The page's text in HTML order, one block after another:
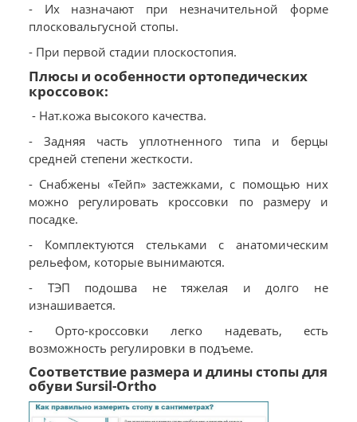
- Их назначают при незначительной форме
плосковальгусной стопы.
- При первой стадии плоскостопия.
Плюсы и особенности ортопедических
кроссовок:
- Нат.кожа высокого качества.
- Задняя часть уплотненного типа и берцы
средней степени жесткости.
- Снабжены «Тейп» застежками, с помощью них
можно регулировать кроссовки по размеру и
посадке.
- Комплектуются стельками с анатомическим
рельефом, которые вынимаются.
- ТЭП подошва не тяжелая и долго не
изнашивается.
- Орто-кроссовки легко надевать, есть
возможность регулировки в подъеме.
Соответствие размера и длины стопы для
обуви Sursil-Ortho